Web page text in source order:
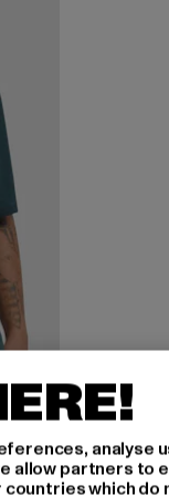
analyse
allow partners to
which do